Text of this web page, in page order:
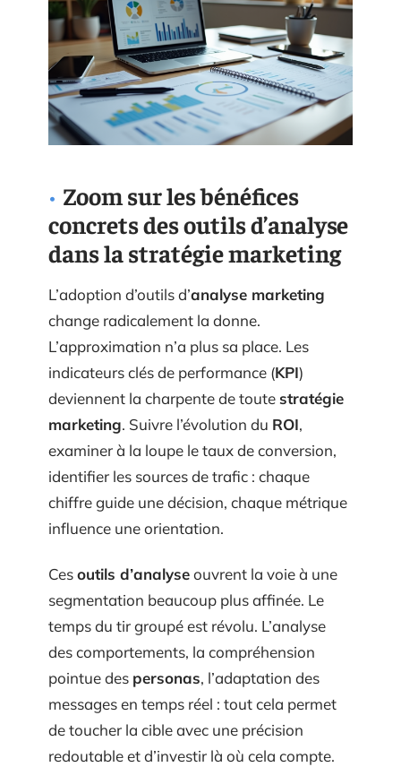
Zoom sur les bénéfices
concrets des outils d’analyse
dans la stratégie marketing
L’adoption d’outils d’analyse marketing
change radicalement la donne.
L’approximation n’a plus sa place. Les
indicateurs clés de performance (KPI)
deviennent la charpente de toutestratégie
marketing. Suivre l’évolution du ROI,
examiner à la loupe le taux de conversion,
identifier les sources de trafic : chaque
chiffre guide une décision, chaque métrique
influence une orientation.
Cesoutils d’analyseouvrent la voie à une
segmentation beaucoup plus affinée. Le
temps du tir groupé est révolu. L’analyse
des comportements, la compréhension
pointue des personas, l’adaptation des
messages en temps réel : tout cela permet
de toucher la cible avec une précision
redoutable et d’investir là où cela compte.